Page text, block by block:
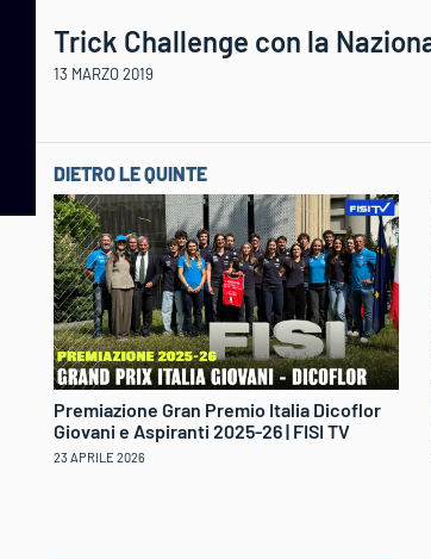
Trick Challenge con la
13 MARZO 2019
DIETRO LE QUINTE
Premiazione Gran Premio Italia Dicoflor
Giovani e Aspiranti 2025-26 | FISI TV
23 APRILE 2026